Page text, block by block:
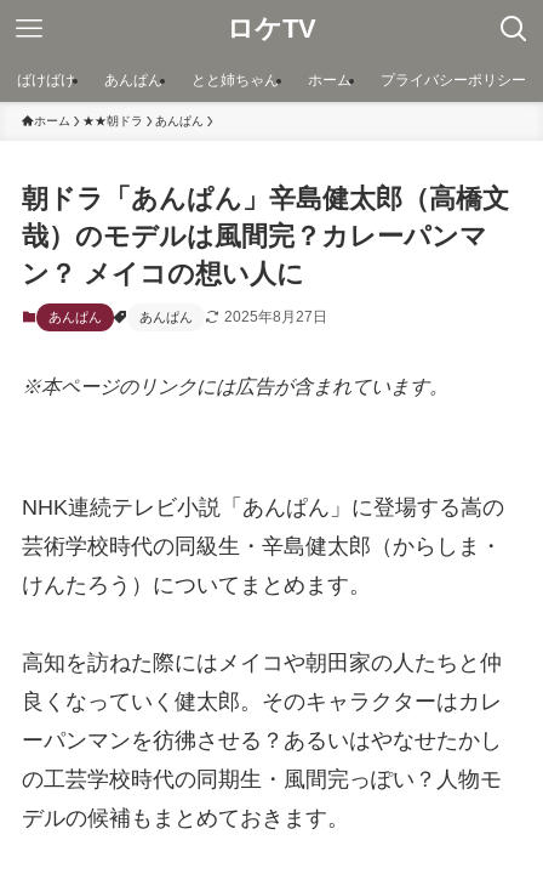
ロケTV
ばけばけ あんぱん とと姉ちゃん ホーム プライバシーポリシー
ホーム ★★朝ドラ あんぱん
朝ドラ「あんぱん」辛島健太郎（高橋文
哉）のモデルは風間完？カレーパンマ
ン？ メイコの想い人に
あんぱん あんぱん 2025年8月27日
※本ページのリンクには広告が含まれています。
NHK連続テレビ小説「あんぱん」に登場する嵩の
芸術学校時代の同級生・辛島健太郎（からしま・
けんたろう）についてまとめます。
高知を訪ねた際にはメイコや朝田家の人たちと仲
良くなっていく健太郎。そのキャラクターはカレ
ーパンマンを彷彿させる？あるいはやなせたかし
の工芸学校時代の同期生・風間完っぽい？人物モ
デルの候補もまとめておきます。